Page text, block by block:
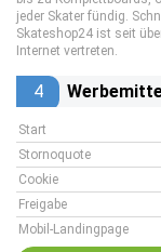
jeder Skater fündig.
Skateshop24 ist seit
Internet vertreten.
4
Start
Stornoquote
Cookie
Freigabe
Mobil-Landingpage